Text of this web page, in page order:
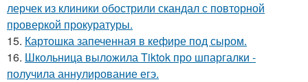
лерчек из клиники обострили скандал с повторной
проверкой прокуратуры.
15. Картошка запеченная в кефире под сыром.
16. Школьница выложила Tiktok про шпаргалки -
получила аннулирование егэ.